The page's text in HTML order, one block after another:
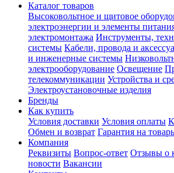
Каталог товаров
Высоковольтное и щитовое
электроэнергии и элементы
электромонтажа Инструменты,
системы Кабели, провода и
и инженерные системы
электрооборудование Освещение
телекоммуникации Устройства и
Электроустановочные изделия
Бренды
Как купить
Условия доставки Условия оплаты
Обмен и возврат Гарантия на
Компания
Реквизиты Вопрос-ответ Отзывы о
новости Вакансии